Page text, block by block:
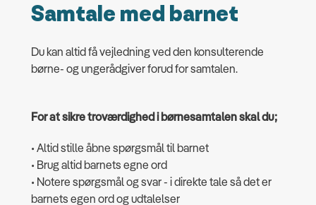
Samtale med barnet
Du kan altid få vejledning ved den konsulterende
børne- og ungerådgiver forud for samtalen.
For at sikre troværdighed i børnesamtalen skal du;
• Altid stille åbne spørgsmål til barnet
• Brug altid barnets egne ord
• Notere spørgsmål og svar - i direkte tale så det er
barnets egen ord og udtalelser